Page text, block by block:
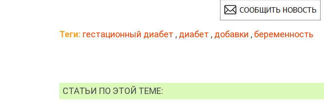
Теги: гестационный диабет , диабет , добавки , беременность
СТАТЬИ ПО ЭТОЙ ТЕМЕ: